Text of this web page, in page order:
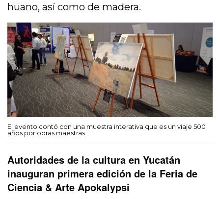
huano, así como de madera.
El evento contó con una muestra interativa que es un viaje 500
años por obras maestras
Autoridades de la cultura en Yucatán
inauguran primera edición de la Feria de
Ciencia & Arte Apokalypsi